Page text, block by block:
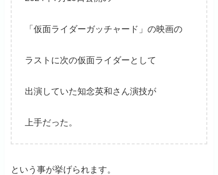
「仮面ライダーガッチャード」の映画の
ラストに次の仮面ライダーとして
出演していた知念英和さん演技が
上手だった。
という事が挙げられます。